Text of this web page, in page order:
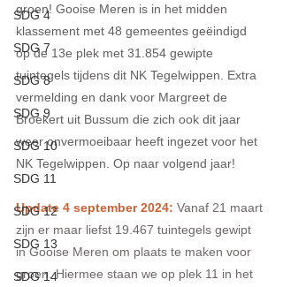
SDG 4
SDG 7
SDG 8
SDG 9
SDG 10
SDG 11
SDG 12
SDG 13
SDG 14
groen! Gooise Meren is in het midden
klassement met 48 gemeentes geëindigd
op de 13e plek met 31.854 gewipte
tuintegels tijdens dit NK Tegelwippen. Extra
vermelding en dank voor Margreet de
Broekert uit Bussum die zich ook dit jaar
weer onvermoeibaar heeft ingezet voor het
NK Tegelwippen. Op naar volgend jaar!
Update 4 september 2024: Vanaf 21 maart
zijn er maar liefst 19.467 tuintegels gewipt
in Gooise Meren om plaats te maken voor
groen. Hiermee staan we op plek 11 in het